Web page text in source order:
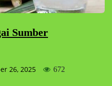
Sumber
26, 2025 672